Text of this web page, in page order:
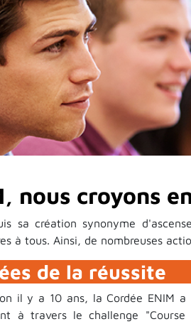
nous croyons
sa création synonyme
à tous. Ainsi, de nombreuses
de la réussite
il y a 10 ans, la Cordée ENIM a
à travers le challenge